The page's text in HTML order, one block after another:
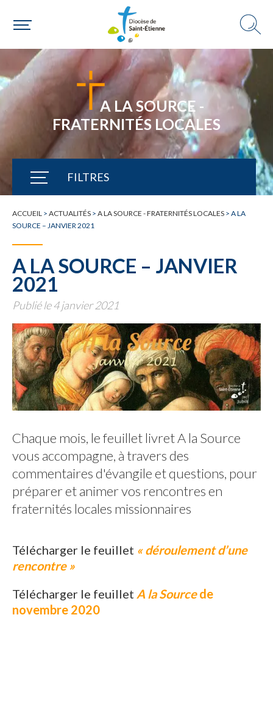
A LA SOURCE -
FRATERNITÉS LOCALES
FILTRES
TOUTE L'ACTUALITÉ
ACCUEIL > ACTUALITÉS > A LA SOURCE - FRATERNITÉS LOCALES > A LA
SOURCE – JANVIER 2021
A LA SOURCE – JANVIER
2021
Publié le 4 janvier 2021
Chaque mois, le feuillet livret A la Source
vous accompagne, à travers des
commentaires d'évangile et questions, pour
préparer et animer vos rencontres en
fraternités locales missionnaires
Télécharger le feuillet « déroulement d’une
rencontre »
Télécharger le feuillet A la Source de
novembre 2020